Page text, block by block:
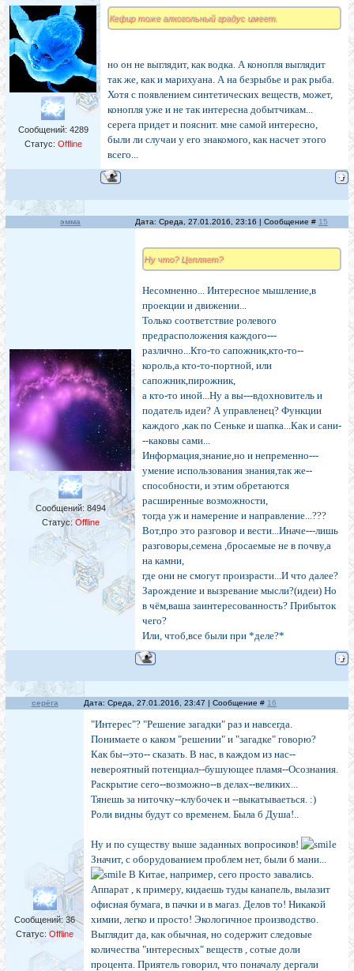
Сообщений: 4289
Статус: Offline
Кефир тоже алкогольный градус имеет.
но он не выглядит, как водка. А конопля выглядит
так же, как и марихуана. А на безрыбье и рак рыба.
Хотя с появлением синтетических веществ, может,
конопля уже и не так интересна добытчикам...
серега придет и пояснит. мне самой интересно,
были ли случаи у его знакомого, как насчет этого
всего...
эмма Дата: Среда, 27.01.2016, 23:16 | Сообщение # 15
Сообщений: 8494
Статус: Offline
Ну что? Цепляет?
Несомненно... Интересное мышление,в
проекции и движении...
Только соответствие ролевого
предрасположения каждого---
различно...Кто-то сапожник,кто-то--
король,а кто-то-портной, или
сапожник,пирожник,
а кто-то иной...Ну а вы---вдохновитель и
податель идеи? А управленец? Функции
каждого ,как по Сеньке и шапка...Как и сани-
--каковы сами...
Информация,знание,но и непременно---
умение использования знания,так же--
способности, и этим обретаются
расширенные возможности,
тогда уж и намерение и направление...???
Вот,про это разговор и вести...Иначе---лишь
разговоры,семена ,бросаемые не в почву,а
на камни,
где они не смогут произрасти...И что далее?
Зарождение и вызревание мысли?(идеи) Но
в чём,ваша заинтересованность? Прибыток
чего?
Или, чтоб,все были при *деле?*
cерёга Дата: Среда, 27.01.2016, 23:47 | Сообщение # 16
Сообщений:36
Статус: Offline
"Интерес"? "Решение загадки" раз и навсегда.
Понимаете о каком "решении" и "загадке" говорю?
Как бы--это-- сказать. В нас, в каждом из нас--
невероятный потенциал--бушующее пламя--Осознания.
Раскрытие сего--возможно--в делах--великих...
Тянешь за ниточку--клубочек и --выкатываеться. :)
Роли видны будут со временем. Была б Душа!..
Ну и по существу выше заданных вопросиков!
Значит, с оборудованием проблем нет, были б мани...
В Китае, например, сего просто завались.
Аппарат , к примеру, кидаешь туды канапель, вылазит
офисная бумага, в пачки и в магаз. Делов то! Никакой
химии, легко и просто! Экологичное производство.
Выглядит да, как обычная, но содержит следовые
количества "интересных" веществ , сотые доли
процента. Приятель говорил, что поначалу дергали